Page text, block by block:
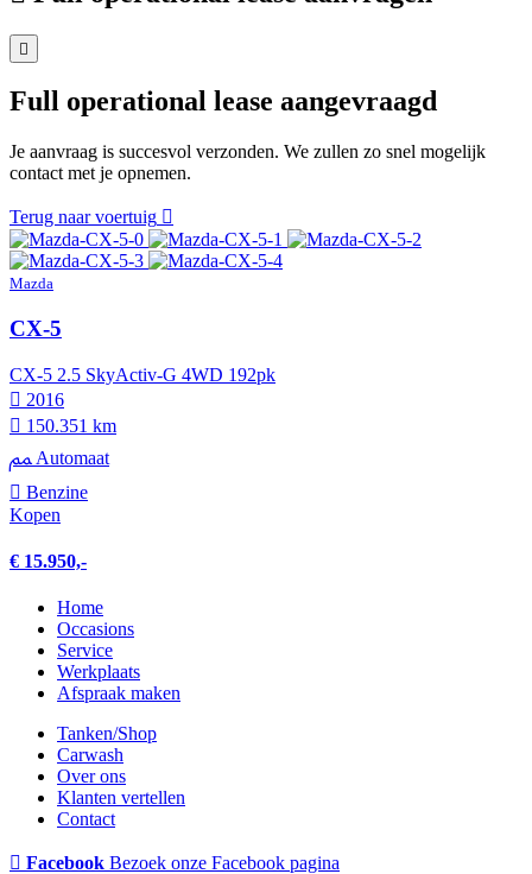
Full operational lease aangevraagd
Je aanvraag is succesvol verzonden. We zullen zo snel mogelijk
contact met je opnemen.
Terug naar voertuig
Mazda
CX-5
CX-5 2.5 SkyActiv-G 4WD 192pk
2016
150.351 km
Automaat
Benzine
Kopen
€ 15.950,-
Home
Occasions
Service
Werkplaats
Afspraak maken
Tanken/Shop
Carwash
Over ons
Klanten vertellen
Contact
Facebook Bezoek onze Facebook pagina